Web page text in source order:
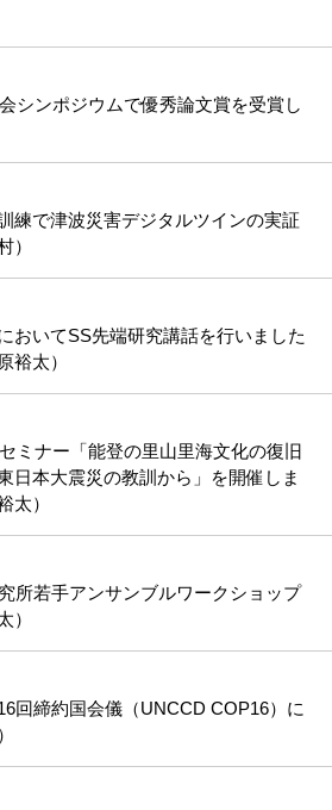
シンポジウムで優秀論文賞を受賞し
練で津波災害デジタルツインの実証
）
おいてSS先端研究講話を行いました
裕太）
ミナー「能登の里山里海文化の復旧
日本大震災の教訓から」を開催しま
太）
所若手アンサンブルワークショップ
）
回締約国会儀（UNCCD COP16）に